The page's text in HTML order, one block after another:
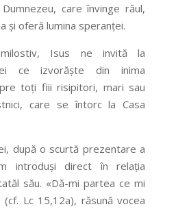
care învinge răul,
și oferă lumina speranței.
Isus ne invită la
ce izvorăște din inima
toți fiii risipitori, mari sau
care se întorc la Casa
după o scurtă prezentare a
introduși direct în relația
său. «Dă-mi partea ce mi
Lc 15,12a), răsună vocea